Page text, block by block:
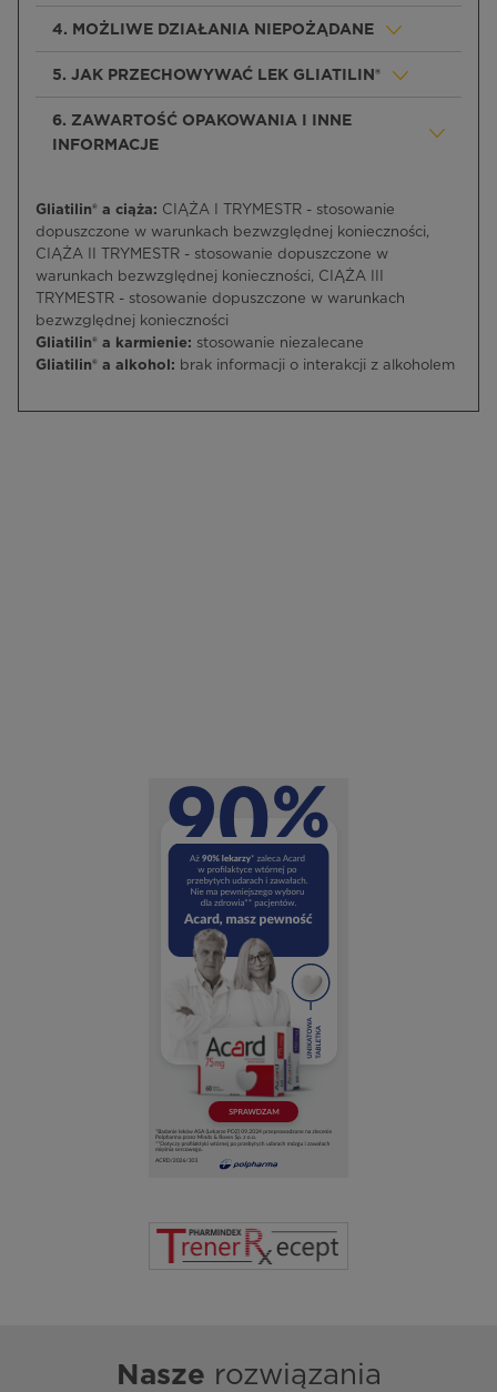
4. MOŻLIWE DZIAŁANIA NIEPOŻĄDANE
5. JAK PRZECHOWYWAĆ LEK GLIATILIN®
6. ZAWARTOŚĆ OPAKOWANIA I INNE
INFORMACJE
Gliatilin® a ciąża: CIĄŻA I TRYMESTR - stosowanie
dopuszczone w warunkach bezwzględnej konieczności,
CIĄŻA II TRYMESTR - stosowanie dopuszczone w
warunkach bezwzględnej konieczności, CIĄŻA III
TRYMESTR - stosowanie dopuszczone w warunkach
bezwzględnej konieczności
Gliatilin® a karmienie: stosowanie niezalecane
Gliatilin® a alkohol: brak informacji o interakcji z alkoholem
Nasze rozwiązania